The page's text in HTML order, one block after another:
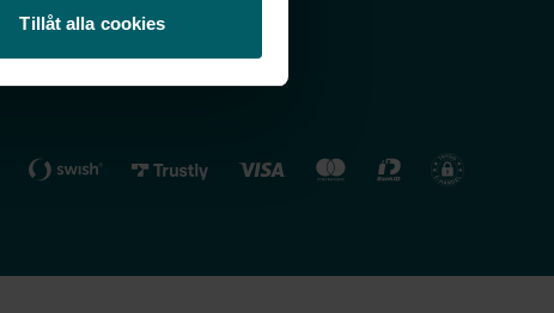
Tillåt alla cookies